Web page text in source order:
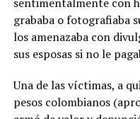
grababa o fotografiaba
los amenazaba con
sus esposas si no le
Una de las víctimas, a
pesos colombianos